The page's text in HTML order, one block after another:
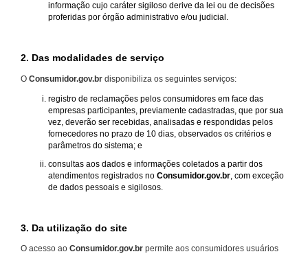
informação cujo caráter sigiloso derive da lei ou de decisões
proferidas por órgão administrativo e/ou judicial.
2. Das modalidades de serviço
O Consumidor.gov.br disponibiliza os seguintes serviços:
registro de reclamações pelos consumidores em face das
empresas participantes, previamente cadastradas, que por sua
vez, deverão ser recebidas, analisadas e respondidas pelos
fornecedores no prazo de 10 dias, observados os critérios e
parâmetros do sistema; e
consultas aos dados e informações coletados a partir dos
atendimentos registrados no Consumidor.gov.br , com exceção
de dados pessoais e sigilosos.
3. Da utilização do site
O acesso ao Consumidor.gov.br permite aos consumidores usuários